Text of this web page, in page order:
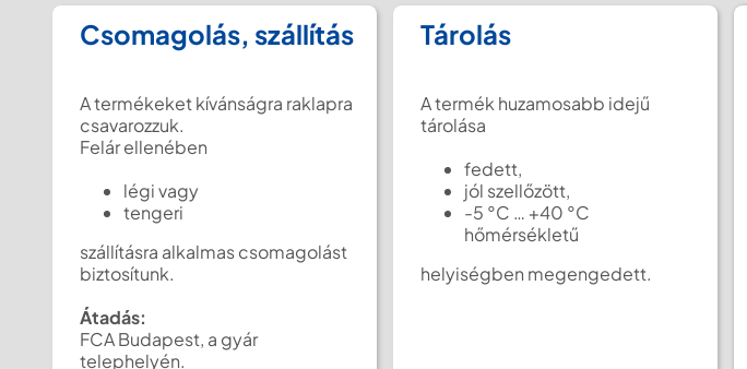
Csomagolás, szállítás
A termékeket kívánságra raklapra
csavarozzuk.
Felár ellenében
légi vagy
tengeri
szállításra alkalmas csomagolást
biztosítunk.
Átadás:
FCA Budapest, a gyár
telephelyén.
Tárolás
A termék huzamosabb idejű
tárolása
fedett,
jól szellőzött,
-5 °C … +40 °C
hőmérsékletű
helyiségben megengedett.